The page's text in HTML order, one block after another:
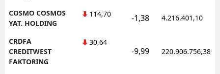
COSMO COSMOS
YAT. HOLDING
114,70 -1,38 4.216.401,10
CRDFA
CREDITWEST
FAKTORING
30,64
-9,99 220.906.756,38